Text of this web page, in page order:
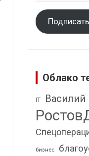
Облако
IT Василий
бизнес